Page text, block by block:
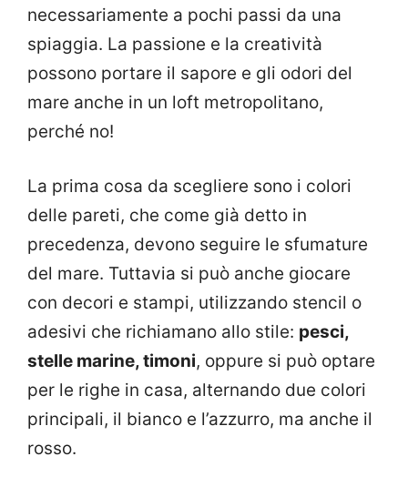
necessariamente a pochi passi da una
spiaggia. La passione e la creatività
possono portare il sapore e gli odori del
mare anche in un loft metropolitano,
perché no!
La prima cosa da scegliere sono i colori
delle pareti, che come già detto in
precedenza, devono seguire le sfumature
del mare. Tuttavia si può anche giocare
con decori e stampi, utilizzando stencil o
adesivi che richiamano allo stile: pesci,
stelle marine, timoni, oppure si può optare
per le righe in casa, alternando due colori
principali, il bianco e l’azzurro, ma anche il
rosso.